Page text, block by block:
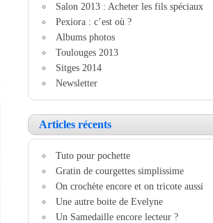
Salon 2013 : Acheter les fils spéciaux
Pexiora : c’est où ?
Albums photos
Toulouges 2013
Sitges 2014
Newsletter
Articles récents
Tuto pour pochette
Gratin de courgettes simplissime
On crochète encore et on tricote aussi
Une autre boite de Evelyne
Un Samedaille encore lecteur ?